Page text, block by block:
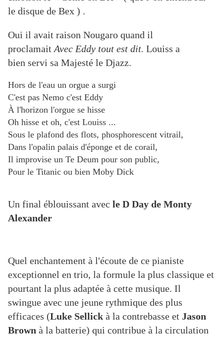
le disque de Bex ) .
Oui il avait raison Nougaro quand il
proclamait Avec Eddy tout est dit. Louiss a
bien servi sa Majesté le Djazz.
Hors de l'eau un orgue a surgi
C'est pas Nemo c'est Eddy
À l'horizon l'orgue se hisse
Oh hisse et oh, c'est Louiss ...
Sous le plafond des flots, phosphorescent vitrail,
Dans l'opalin palais d'éponge et de corail,
Il improvise un Te Deum pour son public,
Pour le Titanic ou bien Moby Dick
Un final éblouissant avec le D Day de Monty
Alexander
Quel enchantement à l'écoute de ce pianiste
exceptionnel en trio, la formule la plus classique et
pourtant la plus adaptée à cette musique. Il
swingue avec une jeune rythmique des plus
efficaces (Luke Sellick à la contrebasse et Jason
Brown à la batterie) qui contribue à la circulation